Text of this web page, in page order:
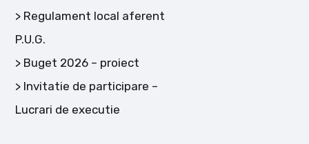
Regulament local aferent
P.U.G.
Buget 2026 – proiect
Invitatie de participare –
Lucrari de executie